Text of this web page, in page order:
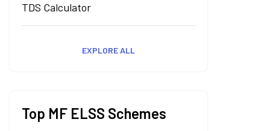
TDS Calculator
EXPLORE ALL
Top MF ELSS Schemes